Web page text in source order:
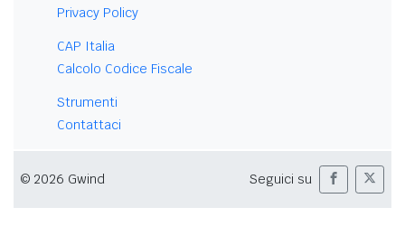
Privacy Policy
CAP Italia
Calcolo Codice Fiscale
Strumenti
Contattaci
© 2026 Gwind Seguici su